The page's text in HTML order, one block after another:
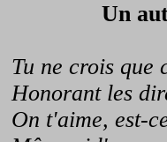
Un
ne crois que
les
t'aime, est-